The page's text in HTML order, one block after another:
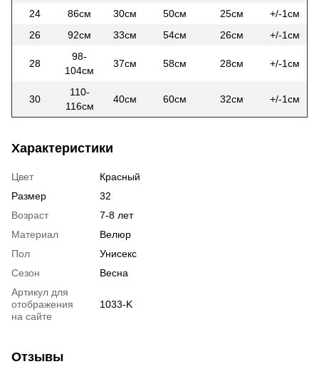
24
86см 30см 50см 25см
+/-1см
26
92см 33см 54см 26см +/-1см
28
98-
104см
37см 58см 28см +/-1см
30
110-
116см
40см 60см 32см +/-1см
Характеристики
Цвет
Красный
Размер
32
Возраст
7-8 лет
Материал
Велюр
Пол
Унисекс
Сезон
Весна
Артикул для
отображения
на сайте
1033-K
Отзывы